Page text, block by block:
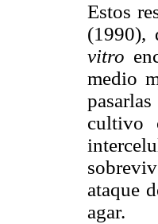
Estos
(1990),
vitro
medio
cultivo
ataque
agar.